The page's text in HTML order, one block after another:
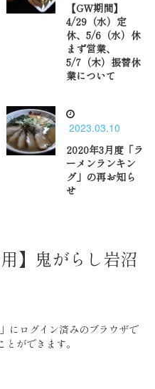
【GW期間】
4/29（水）定
休、5/6（水）休
まず営業、
5/7（木）振替休
業について
2023.03.10
2020年3月度「ラ
ーメンランキン
グ」の再お知ら
せ
】鬼がらし岩沼
にログイン済みのブラウザで
ができます。